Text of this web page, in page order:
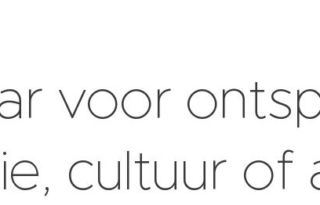
voor
cultuur of